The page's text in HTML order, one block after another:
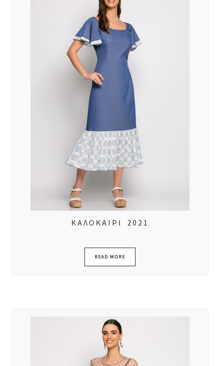
ΚΑΛΟΚΑΙΡΙ 2021
READ MORE